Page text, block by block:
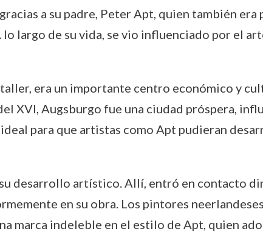
a su padre, Peter Apt, quien también
largo de su vida, se vio influenciado por el
era un importante centro económico y
XVI, Augsburgo fue una ciudad próspera,
para que artistas como Apt pudieran
desarrollo artístico. Allí, entró en contacto
en su obra. Los pintores
marca indeleble en el estilo de Apt, quien